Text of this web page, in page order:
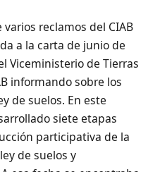
reclamos del CIAB
a la carta de junio de
Viceministerio de Tierras
informando sobre los
de suelos. En este
siete etapas
participativa de la
de suelos y